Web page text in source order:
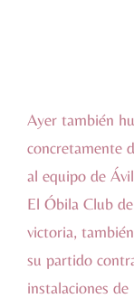
Ayer también
concretamente
al equipo de
El Óbila Club
victoria,
su partido
instalaciones